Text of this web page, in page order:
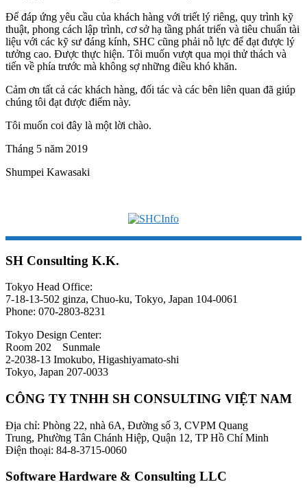
Để đáp ứng yêu cầu của khách hàng với triết lý riêng, quy trình kỹ
thuật, phong cách lập trình, cơ sở hạ tầng phát triển và tiêu chuẩn tài
liệu với các kỹ sư đáng kính, SHC cũng phải nỗ lực để đạt được lý
tưởng cao. Được thực hiện. Tôi muốn vượt qua mọi thử thách và
tiến về phía trước mà không sợ những điều khó khăn.
Cảm ơn tất cả các khách hàng, đối tác và các bên liên quan đã giúp
chúng tôi đạt được điểm này.
Tôi muốn coi đây là một lời chào.
Tháng 5 năm 2019
Shumpei Kawasaki
SH Consulting K.K.
Tokyo Head Office:
7-18-13-502 ginza, Chuo-ku, Tokyo, Japan 104-0061
Phone: 070-2803-8231
Tokyo Design Center:
Room 202 Sunmale
2-2038-13 Imokubo, Higashiyamato-shi
Tokyo, Japan 207-0033
CÔNG TY TNHH SH CONSULTING VIỆT NAM
Địa chỉ: Phòng 22, nhà 6A, Đường số 3, CVPM Quang
Trung, Phường Tân Chánh Hiệp, Quận 12, TP Hồ Chí Minh
Điện thoại: 84-8-3715-0060
Software Hardware & Consulting LLC